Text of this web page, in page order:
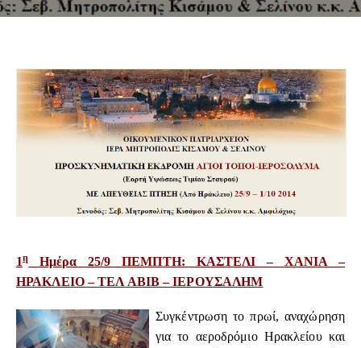
1η Ημέρα 25/9 ΠΕΜΠΤΗ: ΚΑΣΤΕΛΙ – ΧΑΝΙΑ –
ΗΡΑΚΛΕΙΟ – ΤΕΛ ΑΒΙΒ – ΙΕΡΟΥΣΑΛΗΜ
Συγκέντρωση το πρωί, αναχώρηση
για το αεροδρόμιο Ηρακλείου και